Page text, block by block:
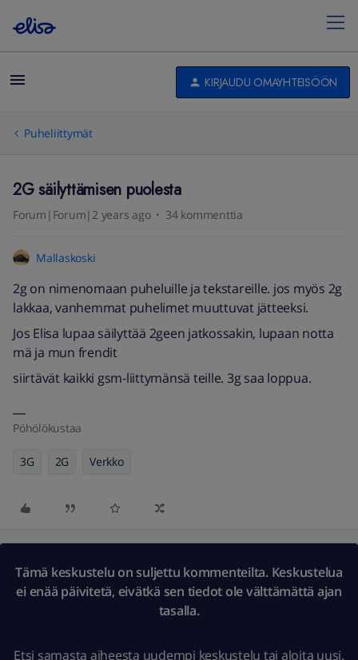
KIRJAUDU OMAYHTEISÖÖN
Puheliittymät
2G säilyttämisen puolesta
Forum|Forum|2 years ago 34 kommenttia
Mallaskoski
2g on nimenomaan puheluille ja tekstareille. jos myös 2g
lakkaa, vanhemmat puhelimet muuttuvat jätteeksi.
Jos Elisa lupaa säilyttää 2geen jatkossakin, lupaan notta
mä ja mun frendit
siirtävät kaikki gsm-liittymänsä teille. 3g saa loppua.
Pöhölökustaa
3G 2G Verkko
Tämä keskustelu on suljettu kommenteilta. Keskustelua
ei enää päivitetä, eivätkä sen tiedot ole välttämättä ajan
tasalla.
Etsi samasta aiheesta uudempi keskustelu tai aloita uusi.